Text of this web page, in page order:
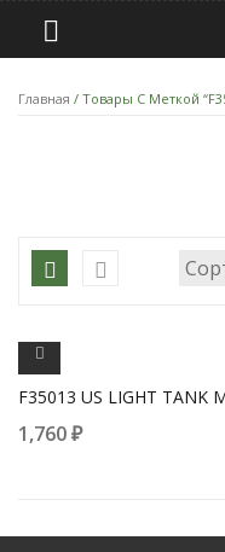
Главная / Товары С Меткой
F35013 US LIGHT TANK
1,760₽